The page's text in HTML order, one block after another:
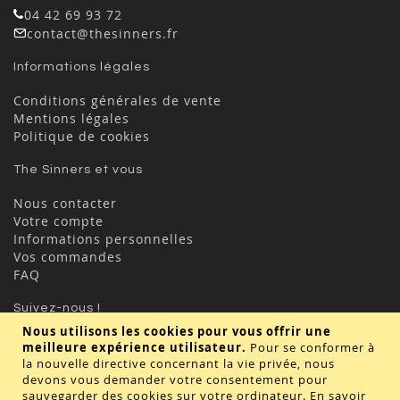
Nous utilisons les cookies pour vous offrir une
meilleure expérience utilisateur. Pour se conformer à
la nouvelle directive concernant la vie privée, nous
devons vous demander votre consentement pour
sauvegarder des cookies sur votre ordinateur. En savoir
04 42 69 93 72
contact@thesinners.fr
Informations légales
Conditions générales de vente
Mentions légales
Politique de cookies
The Sinners et vous
Nous contacter
Votre compte
Informations personnelles
Vos commandes
FAQ
Suivez-nous !